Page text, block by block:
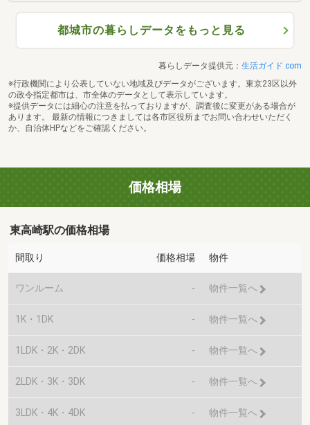
都城市の暮らしデータをもっと見る
暮らしデータ提供元： 生活ガイド.com
※行政機関により公表していない地域及びデータがございます。東京23区以外
の政令指定都市は、市全体のデータとして表示しています。
※提供データには細心の注意を払っておりますが、調査後に変更がある場合が
あります。 最新の情報につきましては各市区役所までお問い合わせいただく
か、自治体HPなどをご確認ください。
価格相場
東高崎駅の価格相場
間取り 価格相場 物件
ワンルーム - 物件一覧へ
1K・1DK - 物件一覧へ
1LDK・2K・2DK - 物件一覧へ
2LDK・3K・3DK - 物件一覧へ
3LDK・4K・4DK - 物件一覧へ